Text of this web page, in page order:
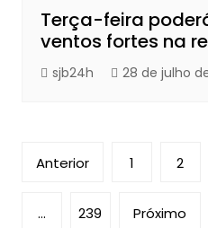
Terça-feira
ventos fortes na
sjb24h 28 de julho
Navegação
posts
Anterior 1 2
… 239 Próximo